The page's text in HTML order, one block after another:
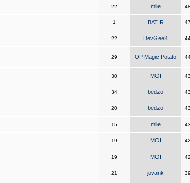
22 mile
1 BATIR
22 DevGeeK
29 OP Magic Potato
30 MOI
34 bedzo
20 bedzo
15 mile
19 MOI
19 MOI
21 jovank